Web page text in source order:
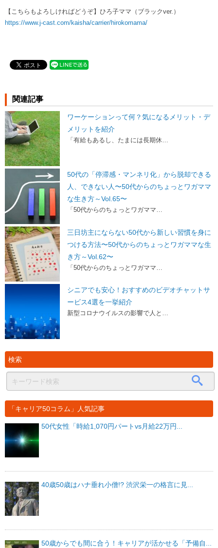
【こちらもよろしければどうぞ】ひろ子ママ（ブラックver.）
https://www.j-cast.com/kaisha/carrier/hirokomama/
関連記事
ワーケーションって何？気になるメリット・デ
メリットを紹介
「有給もあるし、たまには長期休…
50代の「停滞感・マンネリ化」から脱却できる
人、できない人〜50代からのちょっとワガママ
な生き方～Vol.65〜
「50代からのちょっとワガママ…
三日坊主にならない50代から新しい習慣を身に
つける方法〜50代からのちょっとワガママな生
き方～Vol.62〜
「50代からのちょっとワガママ…
シニアでも安心！おすすめのビデオチャットサ
ービス4選を一挙紹介
新型コロナウイルスの影響で人と…
検索
「キャリア50コラム」人気記事
50代女性「時給1,070円パートvs月給22万円...
40歳50歳はハナ垂れ小僧!? 渋沢栄一の格言に見...
50歳からでも間に合う！キャリアが活かせる「予備自...